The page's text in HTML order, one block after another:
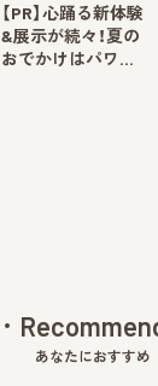
【PR】心踊る新体験
&展示が続々！夏の
おでかけはパワ…
あなたにおすすめ